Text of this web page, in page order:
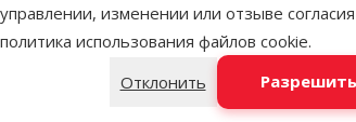
управлении, изменении или отзыве
политика использования файлов cookie.
Отклонить
Канарейка
3
Корелла
2
Маленький попугай
3